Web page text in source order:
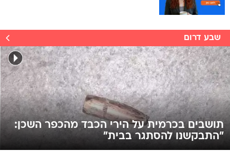
שבע דרום
תושבים בכרמית על הירי הכבד מהכפר השכן:
"התבקשנו להסתגר בבית"